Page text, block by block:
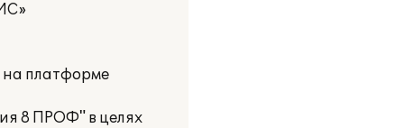
на платформе
8 ПРОФ" в целях